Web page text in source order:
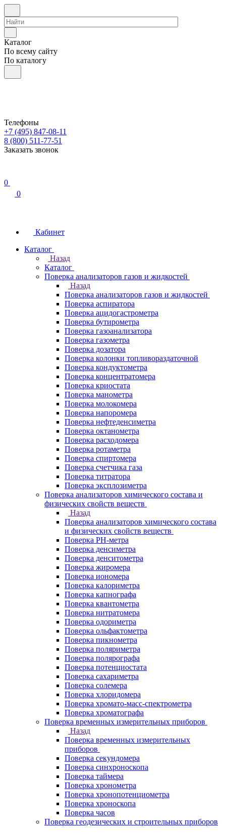
Каталог
По всему сайту
По каталогу
Телефоны
+7 (495) 847-08-11
8 (800) 511-77-51
Заказать звонок
0
0
Кабинет
Каталог
Назад
Каталог
Поверка анализаторов газов и жидкостей
Назад
Поверка анализаторов газов и жидкостей
Поверка аспиратора
Поверка ацидогастрометра
Поверка бутирометра
Поверка газоанализатора
Поверка газометра
Поверка дозатора
Поверка колонки топливораздаточной
Поверка кондуктометра
Поверка концентратомера
Поверка криостата
Поверка манометра
Поверка молокомера
Поверка напоромера
Поверка нефтеденсиметра
Поверка октанометра
Поверка расходомера
Поверка ротаметра
Поверка спиртомера
Поверка счетчика газа
Поверка титратора
Поверка эксплозиметра
Поверка анализаторов химического состава и
физических свойств веществ
Назад
Поверка анализаторов химического состава
и физических свойств веществ
Поверка PH-метра
Поверка денсиметра
Поверка денситометра
Поверка жиромера
Поверка иономера
Поверка калориметра
Поверка капнографа
Поверка квантометра
Поверка нитратомера
Поверка одориметра
Поверка ольфактометра
Поверка пикнометра
Поверка поляриметра
Поверка полярографа
Поверка потенциостата
Поверка сахариметра
Поверка солемера
Поверка хлоридомера
Поверка хромато-масс-спектрометра
Поверка хроматографа
Поверка временных измерительных приборов
Назад
Поверка временных измерительных
приборов
Поверка секундомера
Поверка синхроноскопа
Поверка таймера
Поверка хронометра
Поверка хронопотенциометра
Поверка хроноскопа
Поверка часов
Поверка геодезических и строительных приборов